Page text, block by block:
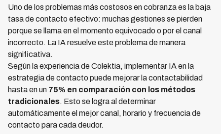
Uno de los problemas más costosos en cobranza es la baja
tasa de contacto efectivo: muchas gestiones se pierden
porque se llama en el momento equivocado o por el canal
incorrecto. La IA resuelve este problema de manera
significativa.
Según la experiencia de Colektia, implementar IA en la
estrategia de contacto puede mejorar la contactabilidad
hasta en un 75% en comparación con los métodos
tradicionales. Esto se logra al determinar
automáticamente el mejor canal, horario y frecuencia de
contacto para cada deudor.